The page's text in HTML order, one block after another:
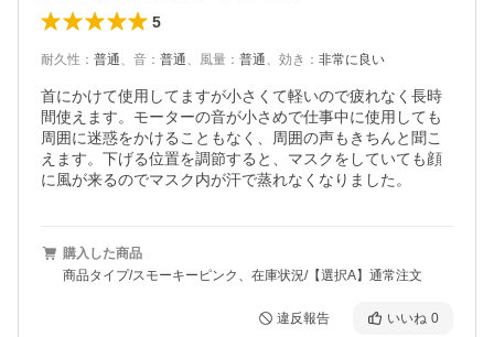
5
耐久性 ： 普通、 音 ： 普通、 風量 ： 普通、 効き ： 非常に良い
首にかけて使用してますが小さくて軽いので疲れなく長時
間使えます。モーターの音が小さめで仕事中に使用しても
周囲に迷惑をかけることもなく、周囲の声もきちんと聞こ
えます。下げる位置を調節すると、マスクをしていても顔
に風が来るのでマスク内が汗で蒸れなくなりました。
購入した商品
商品タイプ/スモーキーピンク、在庫状況/【選択A】通常注文
違反報告 いいね 0